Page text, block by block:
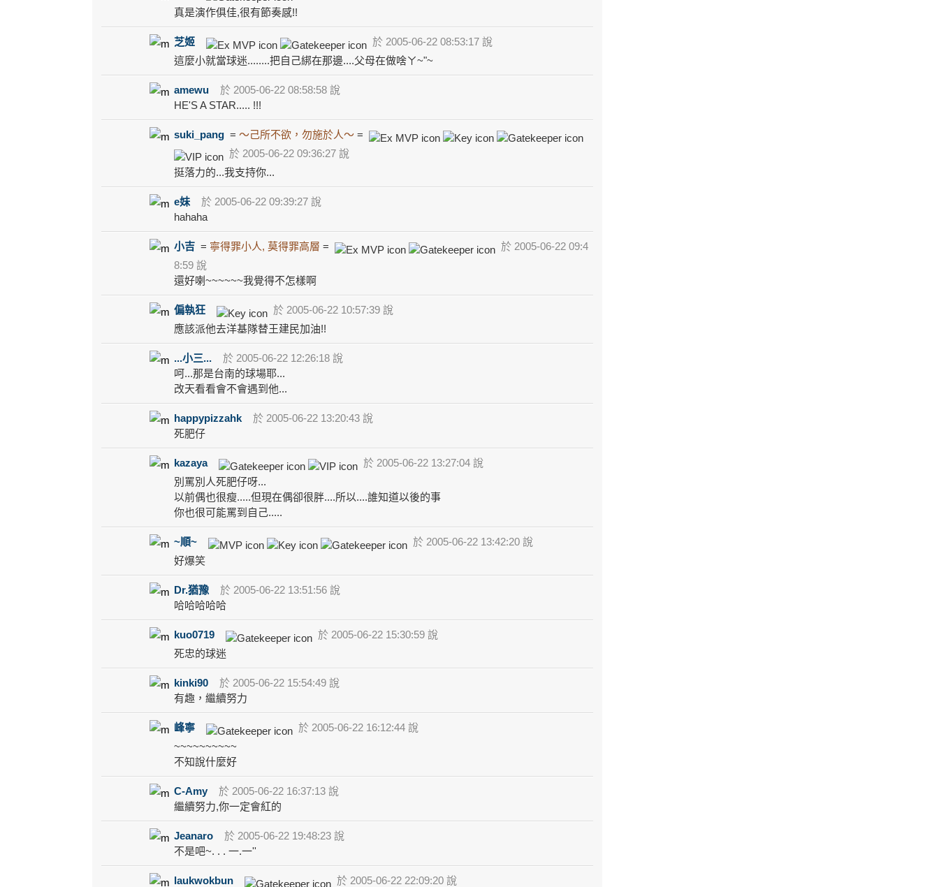
真是演作俱佳,很有節奏感!!
芝姬
於 2005-06-22 08:53:17 說
這麼小就當球迷........把自己綁在那邊....父母在做啥ㄚ~"~
amewu
於 2005-06-22 08:58:58 說
HE'S A STAR..... !!!
suki_pang = ～己所不欲，勿施於人～=
於 2005-06-22 09:36:27 說
挺落力的...我支持你...
e妹
於 2005-06-22 09:39:27 說
hahaha
小吉 = 寧得罪小人, 莫得罪高層 =
於 2005-06-22 09:4
8:59 說
還好喇~~~~~~我覺得不怎樣啊
偏執狂
於 2005-06-22 10:57:39 說
應該派他去洋基隊替王建民加油!!
...小三...
於 2005-06-22 12:26:18 說
呵...那是台南的球場耶...
改天看看會不會遇到他...
happypizzahk
於 2005-06-22 13:20:43 說
死肥仔
kazaya
於 2005-06-22 13:27:04 說
別罵別人死肥仔呀...
以前偶也很瘦.....但現在偶卻很胖....所以....誰知道以後的事
你也很可能罵到自己.....
~順~
於 2005-06-22 13:42:20 說
好爆笑
Dr.猶豫
於 2005-06-22 13:51:56 說
哈哈哈哈哈
kuo0719
於 2005-06-22 15:30:59 說
死忠的球迷
kinki90
於 2005-06-22 15:54:49 說
有趣，繼續努力
峰寧
於 2005-06-22 16:12:44 說
~~~~~~~~~~
不知說什麼好
C-Amy
於 2005-06-22 16:37:13 說
繼續努力,你一定會紅的
Jeanaro
於 2005-06-22 19:48:23 說
不是吧~. . . 一.一''
laukwokbun
於 2005-06-22 22:09:20 說